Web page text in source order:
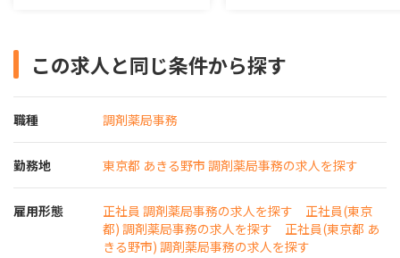
この求人と同じ条件から探す
職種 調剤薬局事務
勤務地 東京都 あきる野市 調剤薬局事務の求人を探す
雇用形態 正社員 調剤薬局事務の求人を探す
正社員(東京
都) 調剤薬局事務の求人を探す
正社員(東京都 あ
きる野市) 調剤薬局事務の求人を探す